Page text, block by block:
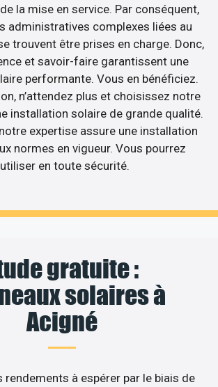
la mise en service. Par conséquent,
administratives complexes liées au
trouvent être prises en charge. Donc,
et savoir-faire garantissent une
performante. Vous en bénéficiez.
n’attendez plus et choisissez notre
installation solaire de grande qualité.
expertise assure une installation
normes en vigueur. Vous pourrez
en toute sécurité.
gratuite :
solaires à
Acigné
rendements à espérer par le biais de